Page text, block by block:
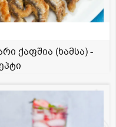
ქაფშია (ხამსა) -